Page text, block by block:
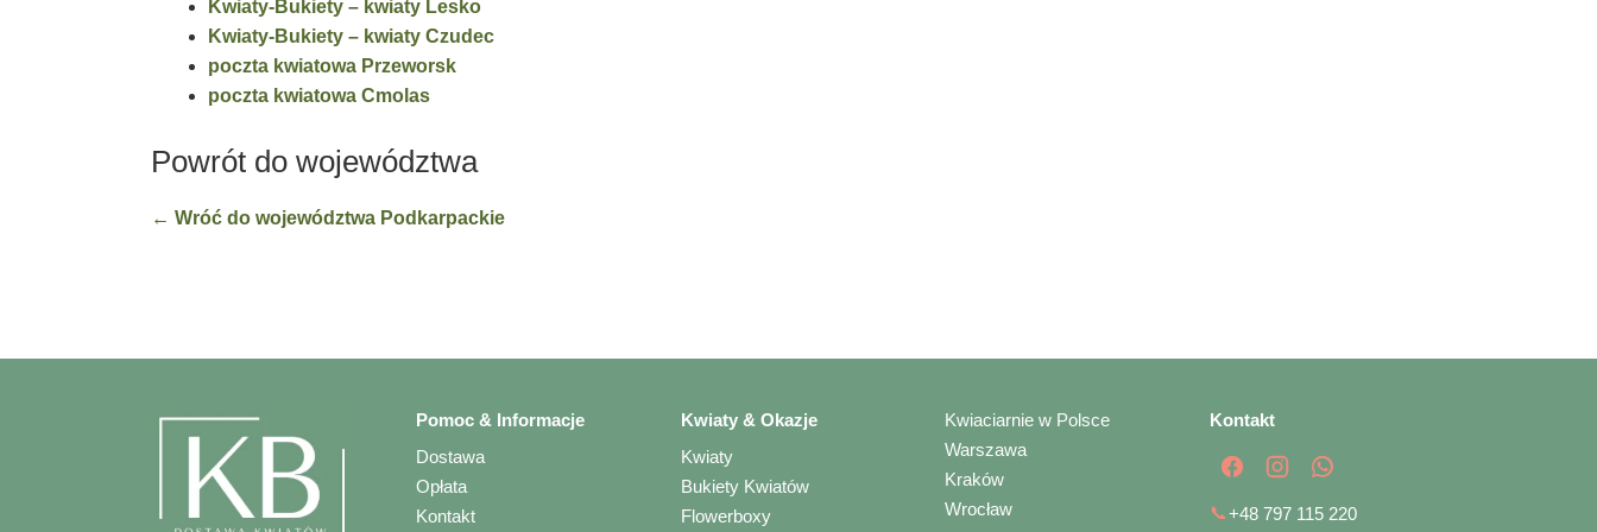
Kwiaty-Bukiety – kwiaty Lesko
Kwiaty-Bukiety – kwiaty Czudec
poczta kwiatowa Przeworsk
poczta kwiatowa Cmolas
Powrót do województwa
← Wróć do województwa Podkarpackie
Pomoc & Informacje
Dostawa
Opłata
Kontakt
Kwiaty & Okazje
Kwiaty
Bukiety Kwiatów
Flowerboxy
Kwiaciarnie w Polsce
Warszawa
Kraków
Wrocław
Kontakt
📞+48 797 115 220